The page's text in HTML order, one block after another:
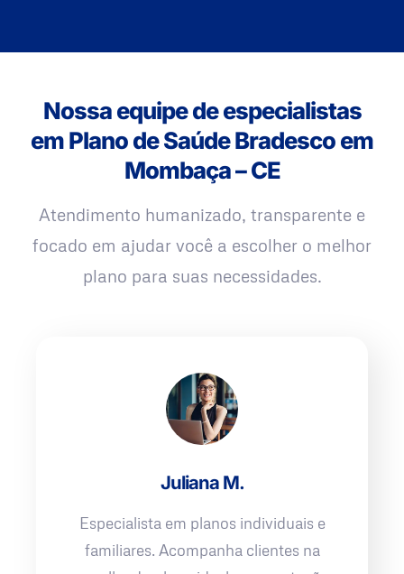
Nossa equipe de especialistas
em Plano de Saúde Bradesco em
Mombaça – CE
Atendimento humanizado, transparente e
focado em ajudar você a escolher o melhor
plano para suas necessidades.
Juliana M.
Especialista em planos individuais e
familiares. Acompanha clientes na